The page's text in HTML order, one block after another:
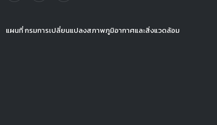
แผนที่ กรมการเปลี่ยนแปลงสภาพภูมิอากาศและสิ่งแวดล้อม